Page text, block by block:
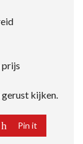
prijs
kijken.
Pin it